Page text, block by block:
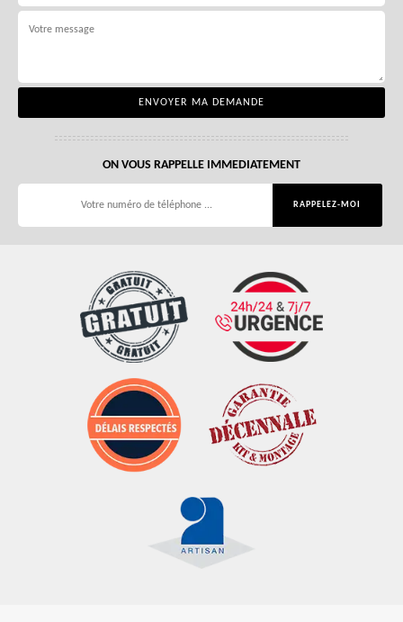
ON VOUS RAPPELLE IMMEDIATEMENT